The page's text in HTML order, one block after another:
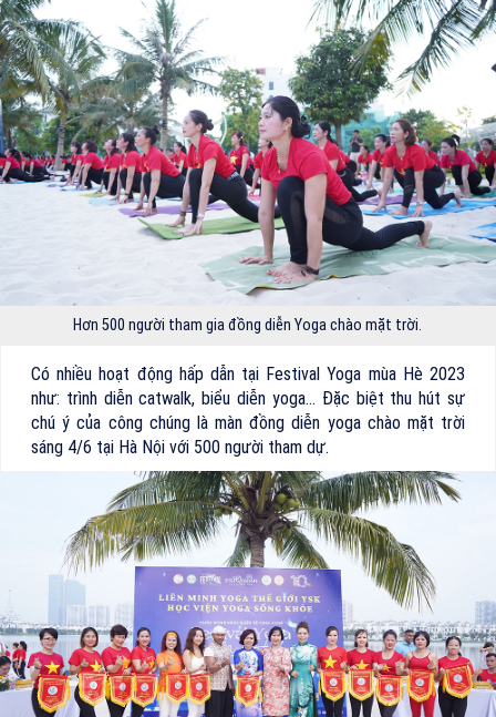
Hơn 500 người tham gia đồng diễn Yoga chào mặt trời.
Có nhiều hoạt động hấp dẫn tại Festival Yoga mùa Hè 2023
như: trình diễn catwalk, biểu diễn yoga… Đặc biệt thu hút sự
chú ý của công chúng là màn đồng diễn yoga chào mặt trời
sáng 4/6 tại Hà Nội với 500 người tham dự.